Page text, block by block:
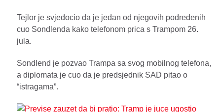
Tejlor je svjedocio da je jedan od njegovih podredenih
cuo Sondlenda kako telefonom prica s Trampom 26.
jula.
Sondlend je pozvao Trampa sa svog mobilnog telefona,
a diplomata je cuo da je predsjednik SAD pitao o
“istragama”.